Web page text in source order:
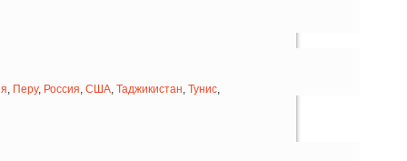
, Перу, Россия, США, Таджикистан, Тунис,